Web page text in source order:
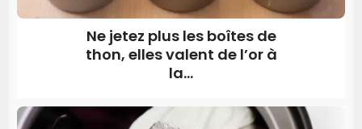
Ne jetez plus les boîtes de
thon, elles valent de l’or à
la...